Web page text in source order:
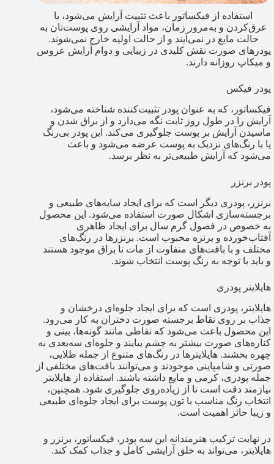
استفاده از فیکساتور باعث تثبیت آرایش می‌شود، با
عرق‌کردن و به‌مرور زمان، مواد آرایشی روی پوست‌تان به
حالت مایع در نمی‌آیند و از حالت اولیه خارج نمی‌شوند.
پودرهای صورت نقش کلیدی در زیبایی و دوام آرایش عروس
و میکاپ روزانه دارند.
پودر فیکس
فیکساتور، که به عنوان پودر تثبیت‌کننده شناخته می‌شود،
آرایش را در طول روز ثابت نگه می‌دارد و از براق شدن و
ماسیدن آرایش بر پوست جلوگیری می‌کند. این پودر بی‌رنگ
یا با رنگ‌های نزدیک به پوست عرضه می‌شود و باعث
می‌شود که آرایش طبیعی‌تر به نظر برسد.
پودر برنزر
برنزر، پودری دیگر است که برای ایجاد سایه‌های طبیعی و
برجسته‌سازی اشکال صورت استفاده می‌شود. این محصول
به خصوص در فصول گرم سال برای ایجاد ظاهری
آفتاب‌خورده و برنزه محبوب است. برنزرها در رنگ‌های
مختلف و با بافت‌های متفاوت از مات تا براق موجود هستند
و باید با توجه به رنگ پوست انتخاب شوند.
هایلایتر پودری
هایلایتر، پودری است که برای ایجاد جلوه‌ای درخشان و
جذاب بر روی نقاط برجسته صورت دختران به کار می‌رود.
این محصول باعث می‌شود که نقاطی مانند گونه‌ها، بینی و
کناره‌های صورت بیشتر به چشم بیایند و جلوه‌ای سه‌بعدی به
چهره بخشند. هایلایترها در رنگ‌های متنوع از جمله طلایی،
صورتی و شامپاینی موجودند و می‌توانند بافت‌های مختلفی از
جمله پودری، کرمی و مایع داشته باشند. استفاده از هایلایتر
نیازمند دقت است تا از زیاده‌روی جلوگیری شود. همچنین،
انتخاب رنگ مناسب با تون پوست برای ایجاد جلوه‌ای طبیعی
و زیبا حائز اهمیت است.
در نهایت ترکیب هنرمندانه این سه پودر، فیکساتور، برنزر و
هایلایتر، می‌تواند به خلق آرایشی کامل و جذاب کمک کند.